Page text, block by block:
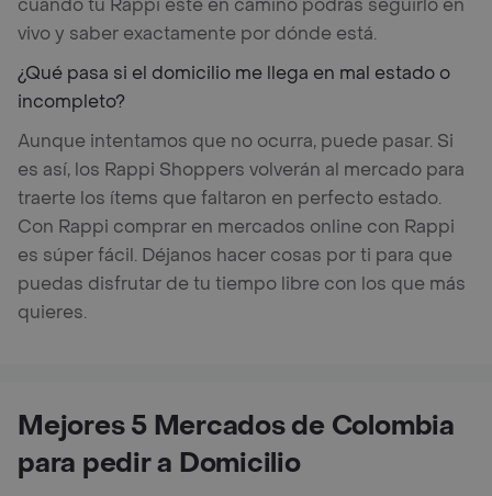
cuando tu Rappi esté en camino podrás seguirlo en
vivo y saber exactamente por dónde está.
¿Qué pasa si el domicilio me llega en mal estado o
incompleto?
Aunque intentamos que no ocurra, puede pasar. Si
es así, los Rappi Shoppers volverán al mercado para
traerte los ítems que faltaron en perfecto estado.
Con Rappi comprar en mercados online con Rappi
es súper fácil. Déjanos hacer cosas por ti para que
puedas disfrutar de tu tiempo libre con los que más
quieres.
Mejores 5 Mercados de Colombia
para pedir a Domicilio